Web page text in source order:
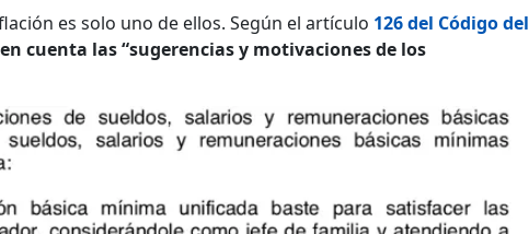
es solo uno de ellos. Según el artículo 126 del Código del
cuenta las “sugerencias y motivaciones de los